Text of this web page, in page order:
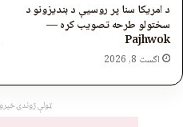
د امریکا سنا پر روسیې د بندیزونو د
سختولو طرحه تصویب کړه —
Pajhwok
اگست 8, 2026
ټولې ژوندۍ